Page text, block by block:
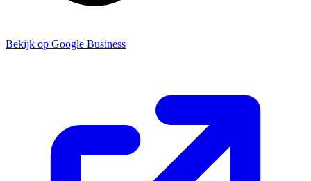
Bekijk op Google Business